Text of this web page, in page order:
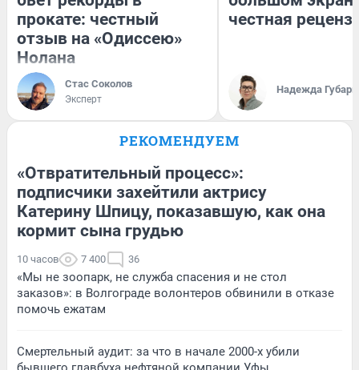
прокате: честный
отзыв на «Одиссею»
Нолана
Стас Соколов
Эксперт
честная
Надежда Губарь
РЕКОМЕНДУЕМ
«Отвратительный процесс»:
подписчики захейтили актрису
Катерину Шпицу, показавшую, как она
кормит сына грудью
10 часов 7 400 36
«Мы не зоопарк, не служба спасения и не стол
заказов»: в Волгограде волонтеров обвинили в отказе
помочь ежатам
Смертельный аудит: за что в начале 2000-х убили